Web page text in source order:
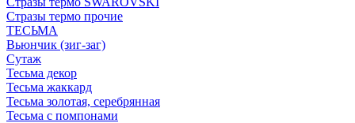
Стразы термо прочие
ТЕСЬМА
Вьюнчик (зиг-заг)
Сутаж
Тесьма декор
Тесьма жаккард
Тесьма золотая, серебрянная
Тесьма с помпонами